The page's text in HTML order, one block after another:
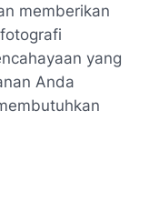
memberikan
yang
Anda